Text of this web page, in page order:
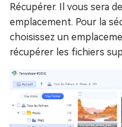
Récupérer. Il vous sera
emplacement. Pour la
choisissez un
récupérer les fichiers